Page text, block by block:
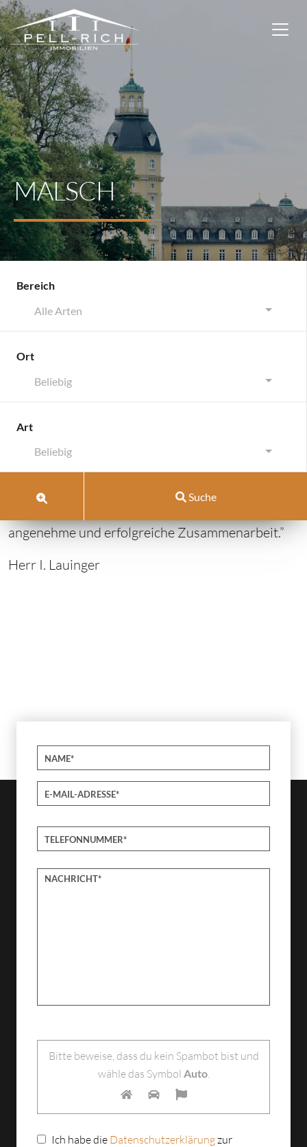
MALSCH
Bereich
Alle Arten
Ort
Beliebig
Art
Beliebig
Suche
Malsch
Malsch
angenehme und erfolgreiche Zusammenarbeit.”
Herr I. Lauinger
Bitte lasse dieses Feld leer.
Bitte beweise, dass du kein Spambot bist und
wähle das Symbol Auto.
Ich habe die Datenschutzerklärungzur